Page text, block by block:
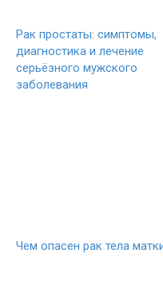
Рак простаты: симптомы,
диагностика и лечение
серьёзного мужского
заболевания
Чем опасен рак тела